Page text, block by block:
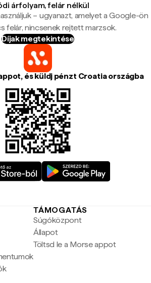
árfolyam, felár nélkül
– ugyanazt, amelyet a Google-ön
felár, nincsenek rejtett marzsok.
Díjak megtekintése
és küldj pénzt Croatia országba
TÁMOGATÁS
Súgóközpont
Állapot
Töltsd le a Morse appot